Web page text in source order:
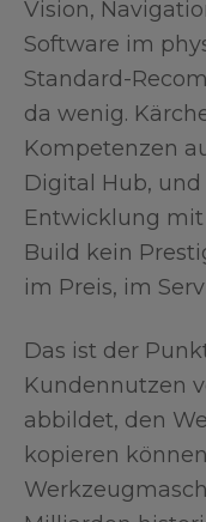
Vision,
Software im
Standard-
da wenig.
Kompetenzen
Digital Hub,
Entwicklung mit
Build kein
im Preis, im
Das ist der
Kundennutzen
abbildet, den
kopieren